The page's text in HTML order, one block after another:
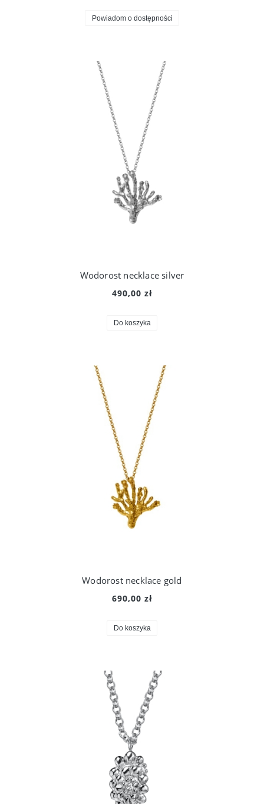
Powiadom o dostępności
Wodorost necklace silver
490,00 zł
Do koszyka
Wodorost necklace gold
690,00 zł
Do koszyka